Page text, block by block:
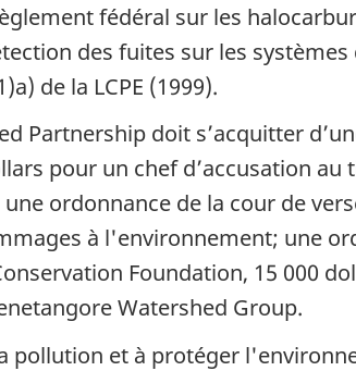
fédéral sur les
des fuites sur les
de la LCPE (1999).
Partnership doit s’acquitter
pour un chef d’accusation au
ordonnance de la cour de
à l'environnement; une
Foundation, 15 000
Watershed Group.
pollution et à protéger